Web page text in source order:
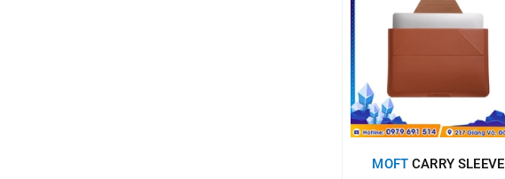
MOFT CARRY SLEEVE